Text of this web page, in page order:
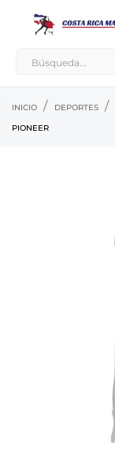
INICIO DEPORTES
PIONEER